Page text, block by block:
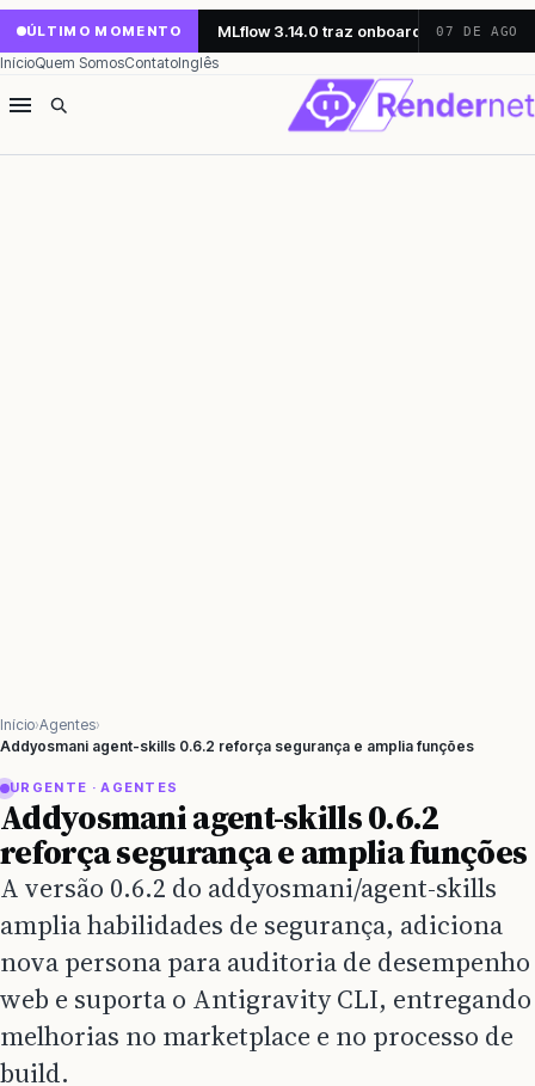
ÚLTIMO MOMENTO MLflow 3.14.0 traz onboarding07 DE AGO
InícioQuem SomosContatoInglês
Início Agentes
Addyosmani agent-skills 0.6.2 reforça segurança e amplia funções
URGENTE · AGENTES
Addyosmani agent-skills 0.6.2
reforça segurança e amplia funções
A versão 0.6.2 do addyosmani/agent-skills
amplia habilidades de segurança, adiciona
nova persona para auditoria de desempenho
web e suporta o Antigravity CLI, entregando
melhorias no marketplace e no processo de
build.